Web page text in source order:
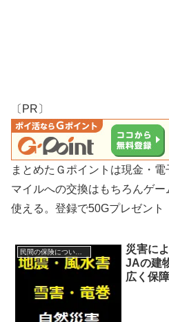
〔PR〕
まとめたＧポイントは現金・
マイルへの交換はもちろんゲ
使える。登録で50Gプレゼント
民間の保険について考える
災害に
JAの建
広く保